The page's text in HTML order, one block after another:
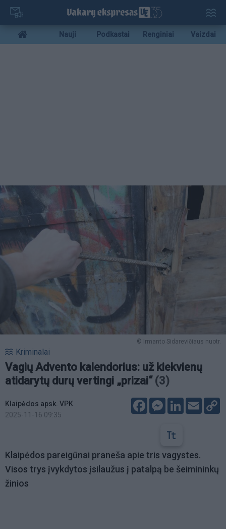
Pereiti
pagrindinį
turinį
Mobile
menu
Nauji Podkastai Renginiai Vaizdai
© Irmanto Sidarevičiaus nuotr.
Kriminalai
Vagių Advento kalendorius: už kiekvienų
atidarytų durų vertingi „prizai“ (3)
Klaipėdos apsk. VPK
2025-11-16 09:35
FacebookMessenger
LinkedIn
Email
Klaipėdos pareigūnai praneša apie tris vagystes.
Visos trys įvykdytos įsilaužus į patalpą be šeimininkų
žinios